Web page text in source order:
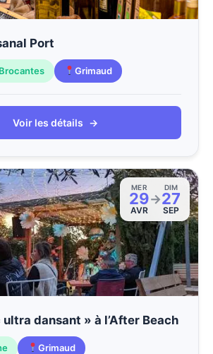
Port
Grimaud
Voir les détails →
MER
29
AVR
→
DIM
27
SEP
dansant » à l’After Beach
Grimaud